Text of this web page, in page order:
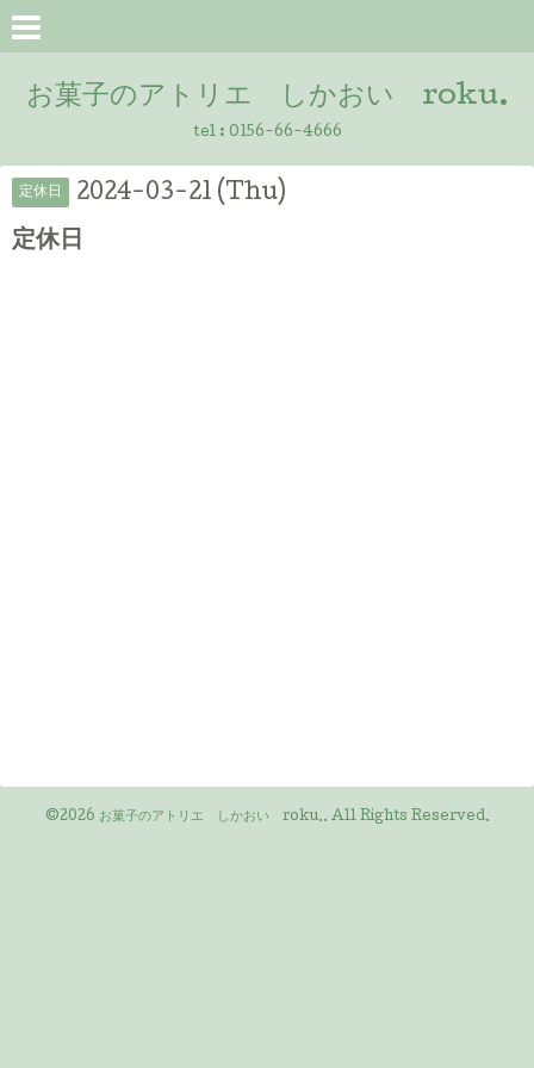
お菓子のアトリエ しかおい roku.
tel : 0156-66-4666
定休日 2024-03-21 (Thu)
定休日
©2026 お菓子のアトリエ しかおい roku.. All Rights Reserved.